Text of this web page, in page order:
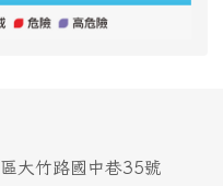
大竹路國中巷35號